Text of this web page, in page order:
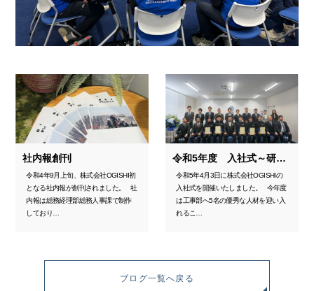
社内報創刊
令和4年9月上旬、株式会社OGISHI初
となる社内報が創刊されました。 社
内報は総務経理部総務人事課で制作
しており…
令和5年度 入社式～研修風景
令和5年4月3日に株式会社OGISHIの
入社式を開催いたしました。 今年度
は工事部へ5名の優秀な人材を迎い入
れるこ…
ブログ一覧へ戻る